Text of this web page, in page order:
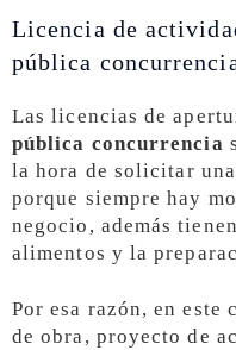
Licencia de
pública
Las licencias de
pública concurrencia
la hora de solicitar
porque siempre hay
negocio, además
alimentos y la
Por esa razón, en este
de obra, proyecto de